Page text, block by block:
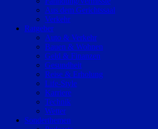
Aus dem Gerichtssaal
Verkehr
Ratgeber
Auto & Verkehr
Bauen & Wohnen
Geld & Finanzen
Gesundheit
Reise & Erholung
Life-Style
Karriere
Technik
Wetter
Sonderthemen